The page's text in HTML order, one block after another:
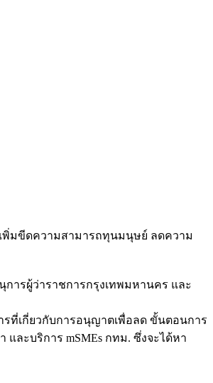
พิ่มขีดความสามารถทุนมนุษย์ ลดความ
ารผู้ว่าราชการกรุงเทพมหานคร และ
รที่เกี่ยวกับการอนุญาตเพื่อลด ขั้นตอนการ
ละบริการ mSMEs กทม. ซึ่งจะได้หา